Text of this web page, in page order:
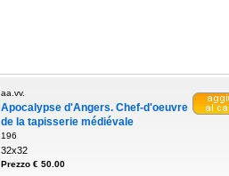
aa.vv.
Apocalypse d'Angers. Chef-d'oeuvre
de la tapisserie médiévale
196
32x32
Prezzo € 50.00